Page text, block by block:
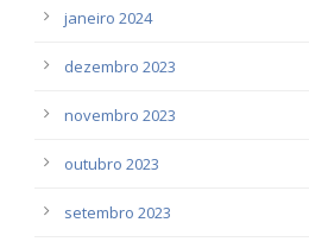
janeiro 2024
dezembro 2023
novembro 2023
outubro 2023
setembro 2023